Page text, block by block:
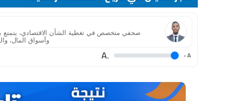
صحفي متخصص في تغطية الشأن الاقتصادي، يتمتع
وأسواق المال،
A
.
.A